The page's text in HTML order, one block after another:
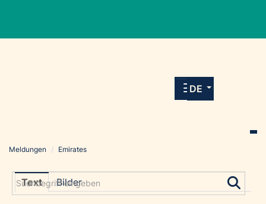
allen Meldungen und Downloads unserer
DE
Grayling Agentur
Meldungen / Emirates
Text Bilder